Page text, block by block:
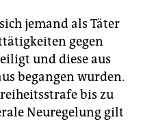
jemand als Täter
gegen
und diese aus
begangen wurden.
bis zu
Neuregelung gilt